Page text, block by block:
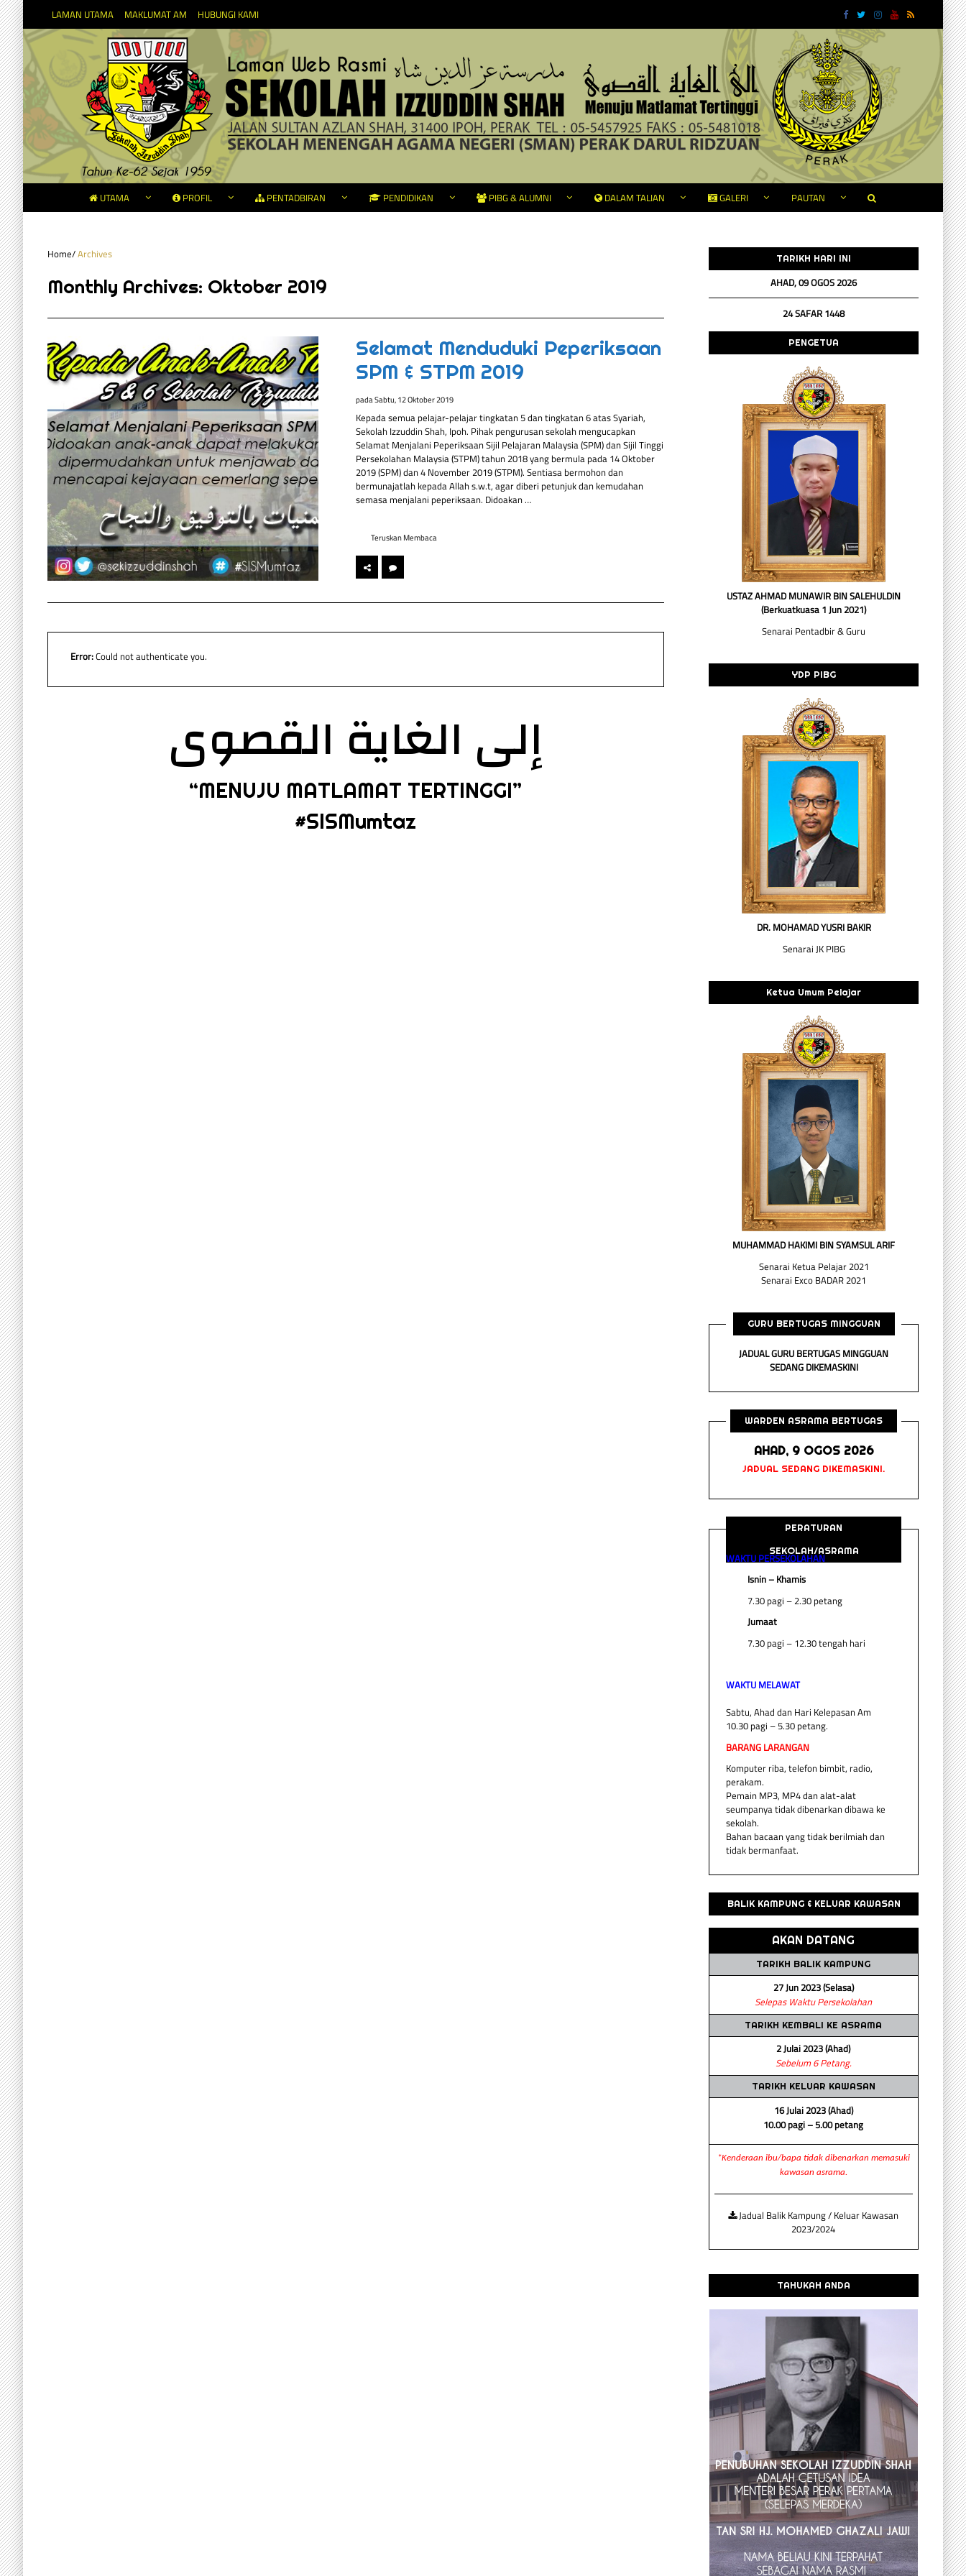
LAMAN UTAMA MAKLUMAT AM HUBUNGI KAMI
UTAMA PROFIL PENTADBIRAN PENDIDIKAN PIBG & ALUMNI DALAM TALIAN GALERI PAUTAN
Home/Archives
Monthly Archives: Oktober 2019
Selamat Menduduki Peperiksaan
SPM & STPM 2019
padaSabtu, 12 Oktober 2019
Kepada semua pelajar-pelajar tingkatan 5 dan tingkatan 6 atas Syariah,
Sekolah Izzuddin Shah, Ipoh. Pihak pengurusan sekolah mengucapkan
Selamat Menjalani Peperiksaan Sijil Pelajaran Malaysia (SPM) dan Sijil Tinggi
Persekolahan Malaysia (STPM) tahun 2018 yang bermula pada 14 Oktober
2019 (SPM) dan 4 November 2019 (STPM). Sentiasa bermohon dan
bermunajatlah kepada Allah s.w.t, agar diberi petunjuk dan kemudahan
semasa menjalani peperiksaan. Didoakan …
Teruskan Membaca
Error:Could not authenticate you.
إلى الغاية القصوى
“MENUJU MATLAMAT TERTINGGI”
#SISMumtaz
TARIKH HARI INI
AHAD, 09 OGOS 2026
24 SAFAR 1448
PENGETUA
USTAZ AHMAD MUNAWIR BIN SALEHULDIN
(Berkuatkuasa 1 Jun 2021)
Senarai Pentadbir & Guru
YDP PIBG
DR. MOHAMAD YUSRI BAKIR
Senarai JK PIBG
Ketua Umum Pelajar
MUHAMMAD HAKIMI BIN SYAMSUL ARIF
Senarai Ketua Pelajar 2021
Senarai Exco BADAR 2021
GURU BERTUGAS MINGGUAN
JADUAL GURU BERTUGAS MINGGUAN
SEDANG DIKEMASKINI
WARDEN ASRAMA BERTUGAS
AHAD, 9 OGOS 2026
JADUAL SEDANG DIKEMASKINI.
PERATURAN
SEKOLAH/ASRAMA
WAKTU PERSEKOLAHAN
Isnin – Khamis
7.30 pagi – 2.30 petang
Jumaat
7.30 pagi – 12.30 tengah hari
WAKTU MELAWAT
Sabtu, Ahad dan Hari Kelepasan Am
10.30 pagi – 5.30 petang.
BARANG LARANGAN
Komputer riba, telefon bimbit, radio,
perakam.
Pemain MP3, MP4 dan alat-alat
seumpanya tidak dibenarkan dibawa ke
sekolah.
Bahan bacaan yang tidak berilmiah dan
tidak bermanfaat.
BALIK KAMPUNG & KELUAR KAWASAN
AKAN DATANG
TARIKH BALIK KAMPUNG
27 Jun 2023 (Selasa)
Selepas Waktu Persekolahan
TARIKH KEMBALI KE ASRAMA
2 Julai 2023 (Ahad)
Sebelum 6 Petang.
TARIKH KELUAR KAWASAN
16 Julai 2023 (Ahad)
10.00 pagi – 5.00 petang
*Kenderaan ibu/bapa tidak dibenarkan memasuki
kawasan asrama.
Jadual Balik Kampung / Keluar Kawasan
2023/2024
TAHUKAH ANDA